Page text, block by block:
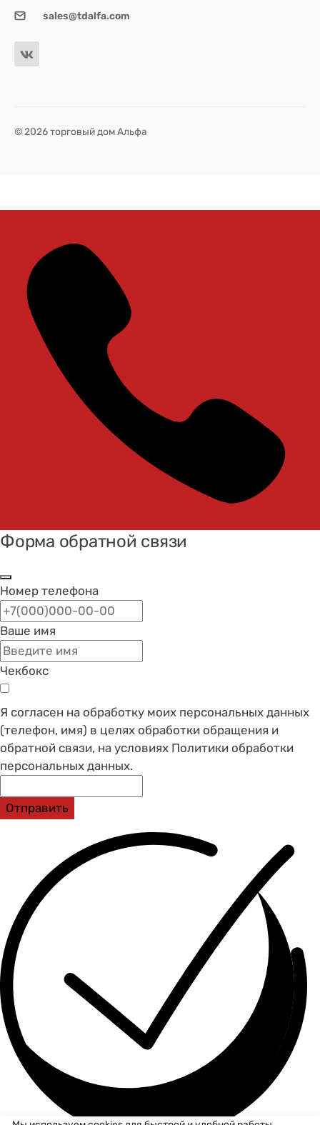
sales@tdalfa.com
© 2026 торговый дом Альфа
Форма обратной связи
Номер телефона
Ваше имя
Чекбокс
Я согласен на обработку моих персональных данных
(телефон, имя) в целях обработки обращения и
обратной связи, на условиях Политики обработки
персональных данных.
Отправить